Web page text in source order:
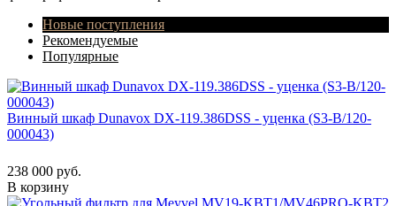
Новые поступления
Рекомендуемые
Популярные
Винный шкаф Dunavox DX-119.386DSS - уценка (S3-B/120-
000043)
238 000 руб.
В корзину